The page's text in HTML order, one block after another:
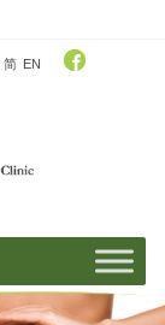
简 EN